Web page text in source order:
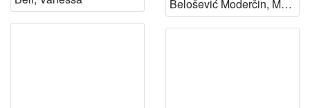
Belošević Moderčin, Marijana